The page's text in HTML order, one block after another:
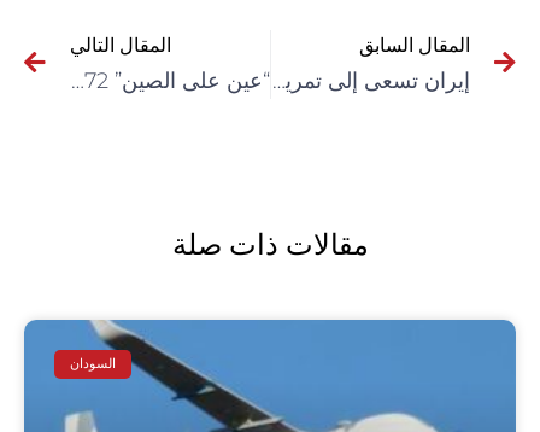
المقال السابق
إيران تسعى إلى تمرير قانون جديد ينتهك حقوق النساء
المقال التالي
“عين على الصين” 72: كوبا تنضم إلى التحالف الطاقي في مبادرة “الحزام والطريق”
مقالات ذات صلة
السودان